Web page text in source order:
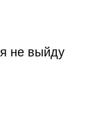
не выйду